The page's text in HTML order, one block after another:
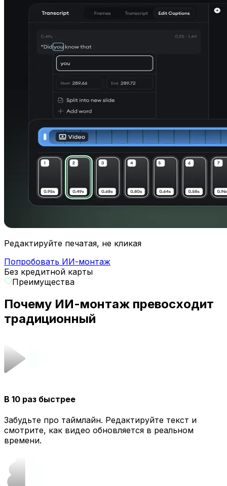
Редактируйте печатая, не кликая
Попробовать ИИ-монтаж
Без кредитной карты
Преимущества
Почему ИИ-монтаж превосходит
традиционный
В 10 раз быстрее
Забудьте про таймлайн. Редактируйте текст и
смотрите, как видео обновляется в реальном
времени.